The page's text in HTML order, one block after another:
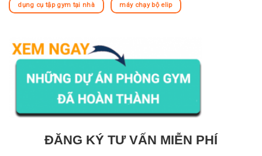
dụng cụ tập gym tại nhà máy chạy bộ elip
ĐĂNG KÝ TƯ VẤN MIỄN PHÍ